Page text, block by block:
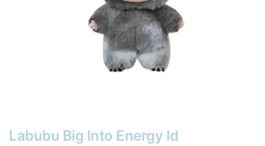
Labubu Big Into Energy Id